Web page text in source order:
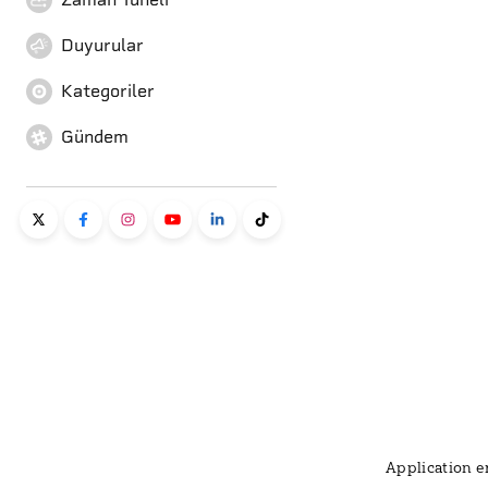
Duyurular
Kategoriler
Gündem
Application